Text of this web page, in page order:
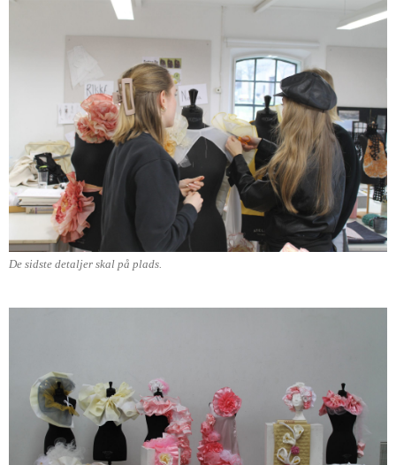
De sidste detaljer skal på plads.